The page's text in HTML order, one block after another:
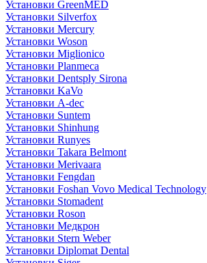
Установки GreenMED
Установки Silverfox
Установки Mercury
Установки Woson
Установки Miglionico
Установки Planmeca
Установки Dentsply Sirona
Установки KaVo
Установки A-dec
Установки Suntem
Установки Shinhung
Установки Runyes
Установки Takara Belmont
Установки Merivaara
Установки Fengdan
Установки Foshan Vovo Medical Technology
Установки Stomadent
Установки Roson
Установки Медкрон
Установки Stern Weber
Установки Diplomat Dental